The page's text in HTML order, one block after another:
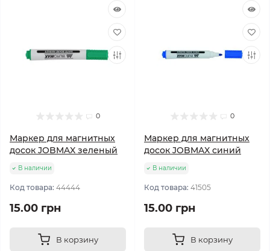
0
Маркер для магнитных
досок JOBMAX зеленый
В наличии
Код товара: 44444
15.00 грн
В корзину
0
Маркер для магнитных
досок JOBMAX синий
В наличии
Код товара: 41505
15.00 грн
В корзину